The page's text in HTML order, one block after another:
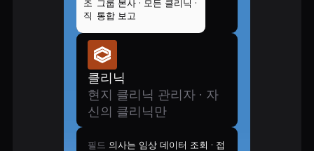
조
직
그룹 본사 · 모든 클리닉 ·
통합 보고
클리닉
현지 클리닉 관리자 · 자
신의 클리닉만
필드 의사는 임상 데이터 조회 · 접